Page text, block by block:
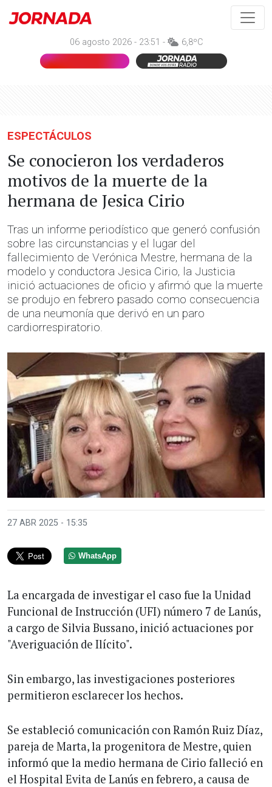
06 agosto 2026 - 23:51 - 6,8ºC
ESPECTÁCULOS
Se conocieron los verdaderos
motivos de la muerte de la
hermana de Jesica Cirio
Tras un informe periodístico que generó confusión
sobre las circunstancias y el lugar del
fallecimiento de Verónica Mestre, hermana de la
modelo y conductora Jesica Cirio, la Justicia
inició actuaciones de oficio y afirmó que la muerte
se produjo en febrero pasado como consecuencia
de una neumonía que derivó en un paro
cardiorrespiratorio.
27 ABR 2025 - 15:35
WhatsApp
La encargada de investigar el caso fue la Unidad
Funcional de Instrucción (UFI) número 7 de Lanús,
a cargo de Silvia Bussano, inició actuaciones por
"Averiguación de Ilícito".
Sin embargo, las investigaciones posteriores
permitieron esclarecer los hechos.
Se estableció comunicación con Ramón Ruiz Díaz,
pareja de Marta, la progenitora de Mestre, quien
informó que la medio hermana de Cirio falleció en
el Hospital Evita de Lanús en febrero, a causa de